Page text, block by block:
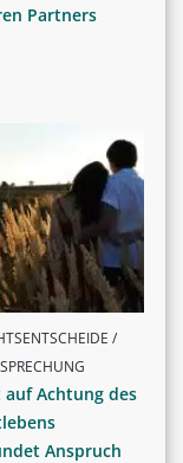
Partners
/
auf Achtung des
Anspruch